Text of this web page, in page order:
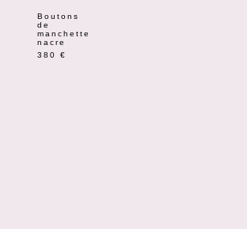
Boutons
de
manchette
nacre
380€